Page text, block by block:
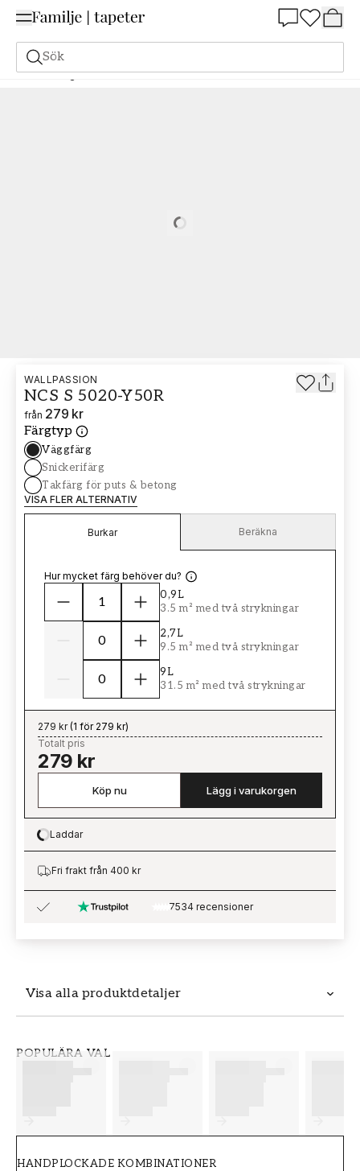
Sök
Målarfärg Beställ utifrån NCS Beställ utifrån NCS 5020-Y50R
Visa alla produktdetaljer
POPULÄRA VAL
HANDPLOCKADE KOMBINATIONER
WALLPASSION
NCS S 5020-Y50R
från 279 kr
Färgtyp
Väggfärg
Snickerifärg
Takfärg för puts & betong
VISA FLER ALTERNATIV
Burkar Beräkna
Hur mycket färg behöver du?
0,9L
3.5 m² med två strykningar
2,7L
9.5 m² med två strykningar
9L
31.5 m² med två strykningar
279 kr(1 för 279 kr)
Totalt pris
279 kr
Köp nu Lägg i varukorgen
Loading…
Laddar
Fri frakt från 400 kr
7534 recensioner